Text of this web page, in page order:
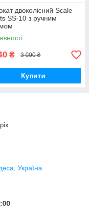
двоколісний Scale
SS-10 з ручним
₴ 3 000 ₴
Купити
Україна